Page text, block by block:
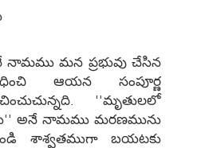
నామము మన ప్రభువు చేసిన
ఆయన సంపూర్ణ
''మృతులలో
అనే నామము మరణమును
శాశ్వతముగా బయటకు